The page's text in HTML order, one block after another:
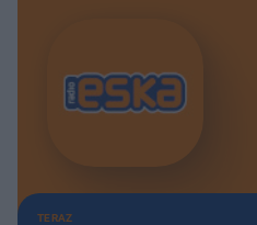
TERAZ